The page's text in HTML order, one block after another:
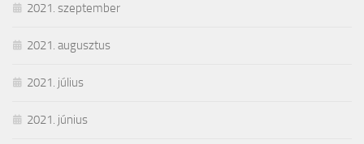
2021. szeptember
2021. augusztus
2021. július
2021. június